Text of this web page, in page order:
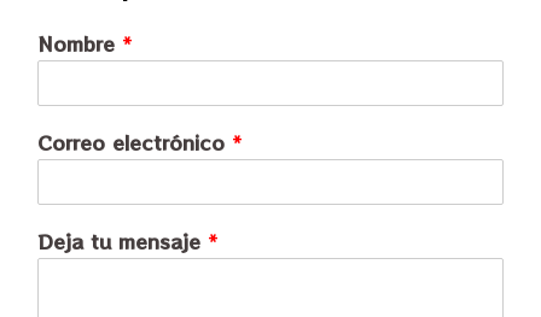
Nombre *
Correo electrónico *
Deja tu mensaje *